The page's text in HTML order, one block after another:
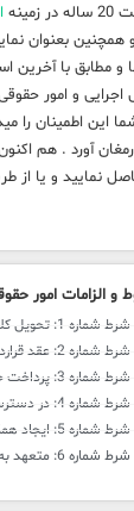
همچنین بعنوان
و مطابق با
و امور
این اطمینان را
آورد . هم
و یا از
و الزامات امور
شرط شماره 1: تحویل کلیه اسناد و مدارک متقاضی
شرط شماره 2: عقد قرارداد رسمی با موسسه ثبتا
شرط شماره 3: پرداخت حق الثبت و اجرا
شرط شماره 4: در دسترس بودن متقاضی
شرط شماره 5: ایجاد همکاری لازم در طی فرایند ثبت
شرط شماره 6: متعهد به مفاد قرارداد منعقده